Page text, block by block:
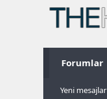
Forumlar
Yeni mesajlar